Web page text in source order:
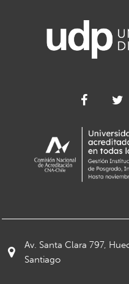
Av. Santa Clara 797,
Santiago